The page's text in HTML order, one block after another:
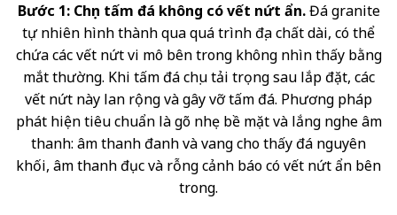
Bước 1: Chọn tấm đá không có vết nứt ẩn.Đá granite
tự nhiên hình thành qua quá trình địa chất dài, có thể
chứa các vết nứt vi mô bên trong không nhìn thấy bằng
mắt thường. Khi tấm đá chịu tải trọng sau lắp đặt, các
vết nứt này lan rộng và gây vỡ tấm đá. Phương pháp
phát hiện tiêu chuẩn là gõ nhẹ bề mặt và lắng nghe âm
thanh: âm thanh đanh và vang cho thấy đá nguyên
khối, âm thanh đục và rỗng cảnh báo có vết nứt ẩn bên
trong.